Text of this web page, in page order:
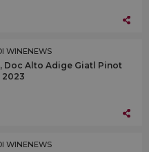
WINENEWS
Doc Alto Adige Giatl Pinot
2023
WINENEWS